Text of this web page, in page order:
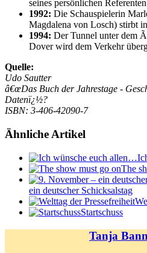
seines persönlichen
1992: Die Schauspielerin
Magdalena von Losch) stirbt
1994: Der Tunnel unter dem
Dover wird dem Verkehr
Quelle:
Udo Sautter
â€œDas Buch der Jahrestage -
Datenï¿½?
ISBN: 3-406-42090-7
Ähnliche Artikel
The
ein deutscher Schicksalstag
Startschuss
Tanja